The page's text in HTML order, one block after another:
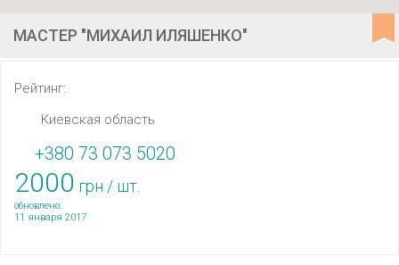
МАСТЕР "МИХАИЛ ИЛЯШЕНКО"
Рейтинг:
Киевская область
+380 73 073 5020
2000 грн / шт.
обновлено:
11 января 2017